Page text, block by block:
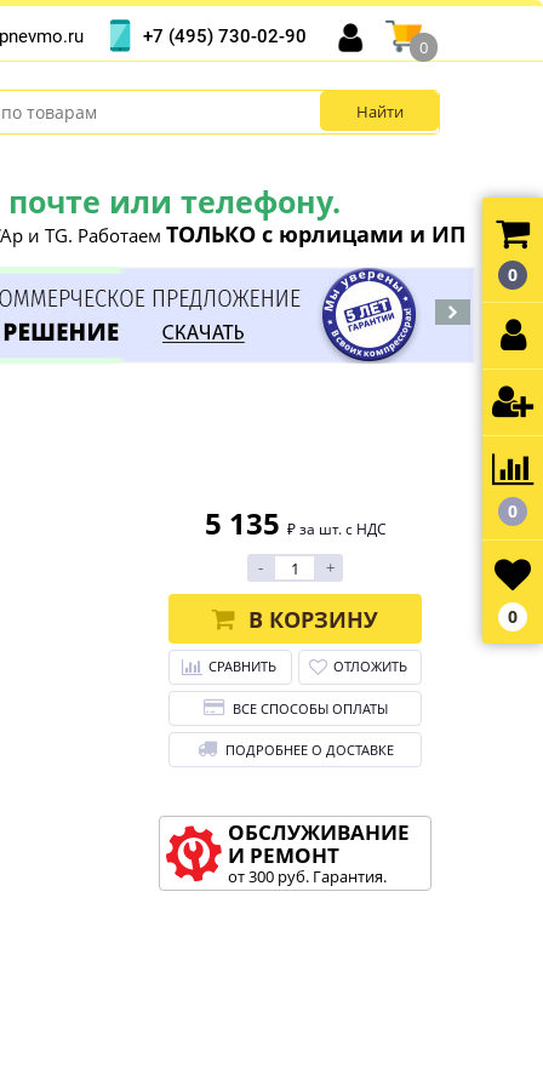
или телефону.
и TG. Работаем ТОЛЬКО с юрлицами и ИП
+7 (495) 730-02-90
0
5 135 ₽ за шт. с НДС
- +
В КОРЗИНУ
СРАВНИТЬ ОТЛОЖИТЬ
ВСЕ СПОСОБЫ ОПЛАТЫ
ПОДРОБНЕЕ О ДОСТАВКЕ
ОБСЛУЖИВАНИЕ
И РЕМОНТ
от 300 руб. Гарантия.
0
0
0